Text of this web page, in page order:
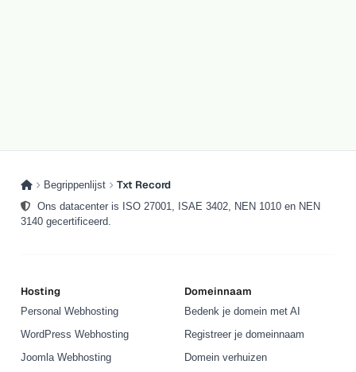
Begrippenlijst Txt Record
Ons datacenter is ISO 27001, ISAE 3402, NEN 1010 en NEN
3140 gecertificeerd.
Hosting
Personal Webhosting
WordPress Webhosting
Joomla Webhosting
Domeinnaam
Bedenk je domein met AI
Registreer je domeinnaam
Domein verhuizen